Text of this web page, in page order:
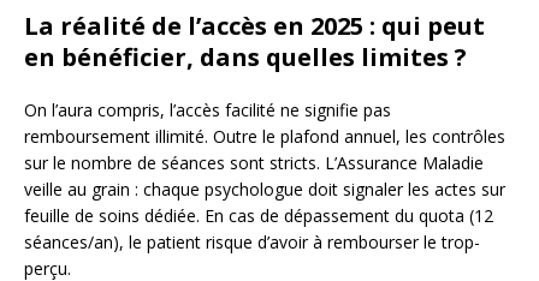
La réalité de l’accès en 2025 : qui peut
en bénéficier, dans quelles limites ?
On l’aura compris, l’accès facilité ne signifie pas
remboursement illimité. Outre le plafond annuel, les contrôles
sur le nombre de séances sont stricts. L’Assurance Maladie
veille au grain : chaque psychologue doit signaler les actes sur
feuille de soins dédiée. En cas de dépassement du quota (12
séances/an), le patient risque d’avoir à rembourser le trop-
perçu.